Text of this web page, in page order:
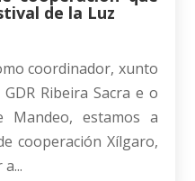
de la Luz
xunto
Ribeira Sacra e o
Mandeo, estamos a
cooperación Xílgaro,